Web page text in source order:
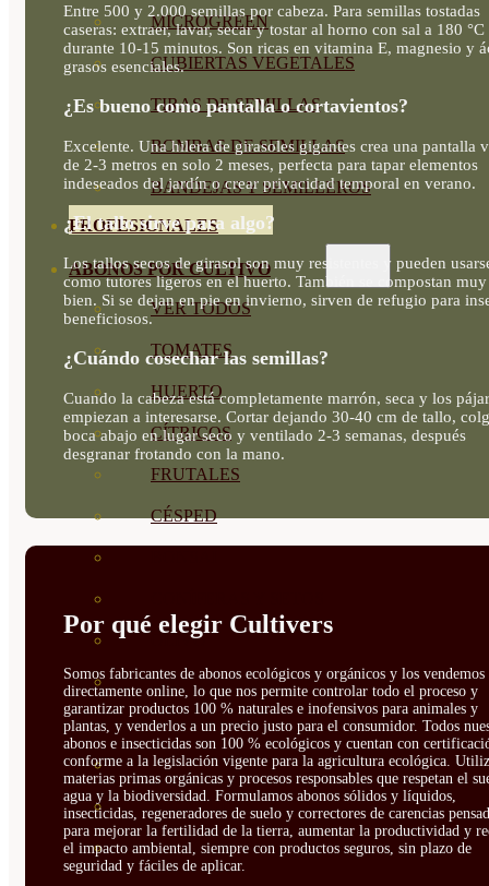
MICROGREEN
CUBIERTAS VEGETALES
TIRAS DE SEMILLAS
BOMBAS DE SEMILLAS
BANDEJAS Y SEMILLEROS
PROFESIONALES
ABONOS POR CULTIVO
VER TODOS
TOMATES
HUERTO
CÍTRICOS
FRUTALES
CÉSPED
OLIVO
CACTUS, CRASAS Y
SUCULENTAS
PLANTAS DE INTERIOR
ORQUIDEAS
ORNAMENTALES
Entre 500 y 2.000 semillas por cabeza. Para semillas tostadas
caseras: extraer, lavar, secar y tostar al horno con sal a 180 °C
durante 10-15 minutos. Son ricas en vitamina E, magnesio y
grasos esenciales.
¿Es bueno como pantalla o cortavientos?
Excelente. Una hilera de girasoles gigantes crea una pantalla
de 2-3 metros en solo 2 meses, perfecta para tapar elementos
indeseados del jardín o crear privacidad temporal en verano.
¿El tallo sirve para algo?
Los tallos secos de girasol son muy resistentes y pueden
como tutores ligeros en el huerto. También se compostan muy
bien. Si se dejan en pie en invierno, sirven de refugio para
beneficiosos.
¿Cuándo cosechar las semillas?
Cuando la cabeza está completamente marrón, seca y los
empiezan a interesarse. Cortar dejando 30-40 cm de tallo,
boca abajo en lugar seco y ventilado 2-3 semanas, después
desgranar frotando con la mano.
Por qué elegir Cultivers
Somos fabricantes de abonos ecológicos y orgánicos y los vendemos
directamente online, lo que nos permite controlar todo el proceso y
garantizar productos 100 % naturales e inofensivos para animales y
plantas, y venderlos a un precio justo para el consumidor. Todos
abonos e insecticidas son 100 % ecológicos y cuentan con
conforme a la legislación vigente para la agricultura ecológica.
materias primas orgánicas y procesos responsables que respetan el
agua y la biodiversidad. Formulamos abonos sólidos y líquidos,
insecticidas, regeneradores de suelo y correctores de carencias
para mejorar la fertilidad de la tierra, aumentar la productividad y
el impacto ambiental, siempre con productos seguros, sin plazo de
seguridad y fáciles de aplicar.